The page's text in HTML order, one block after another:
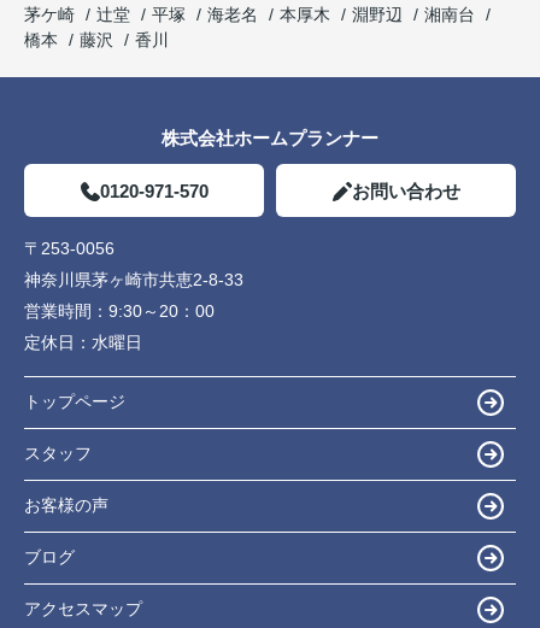
茅ケ崎
辻堂 平塚 海老名 本厚木 淵野辺
湘南台
橋本
藤沢 香川
株式会社ホームプランナー
0120-971-570 お問い合わせ
〒253-0056
神奈川県茅ヶ崎市共恵2-8-33
営業時間： 9:30～20：00
定休日： 水曜日
トップページ
スタッフ
お客様の声
ブログ
アクセスマップ